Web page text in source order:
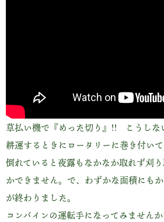
草払い機で『めった切り』!! こうしな
耕運するときにロータリーに巻き付いて
倒れていると夜露もなかなか取れず刈
かできません。で、わずかな面積にも
が終わりました。
コンバインの運転手になってみません